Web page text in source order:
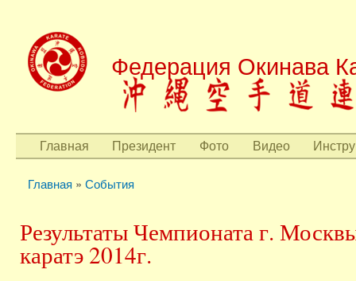
Федерация Окинава
Главное меню
Главная Президент Фото Видео
Главная » События
Результаты Чемпионата г.
каратэ 2014г.